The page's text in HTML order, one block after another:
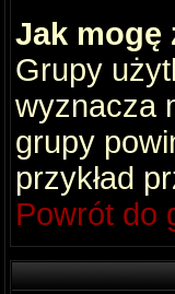
Jak mogę
Grupy
wyznacza
grupy
przykład
Powrót do